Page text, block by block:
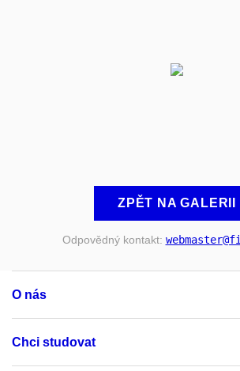
ZPĚT NA GALERII
Odpovědný kontakt: webmaster@fi
O nás
Chci studovat